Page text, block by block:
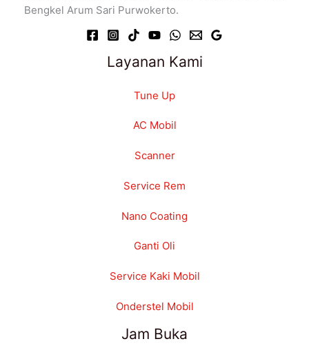
Bengkel Arum Sari Purwokerto.
Layanan Kami
Tune Up
AC Mobil
Scanner
Service Rem
Nano Coating
Ganti Oli
Service Kaki Mobil
Onderstel Mobil
Jam Buka